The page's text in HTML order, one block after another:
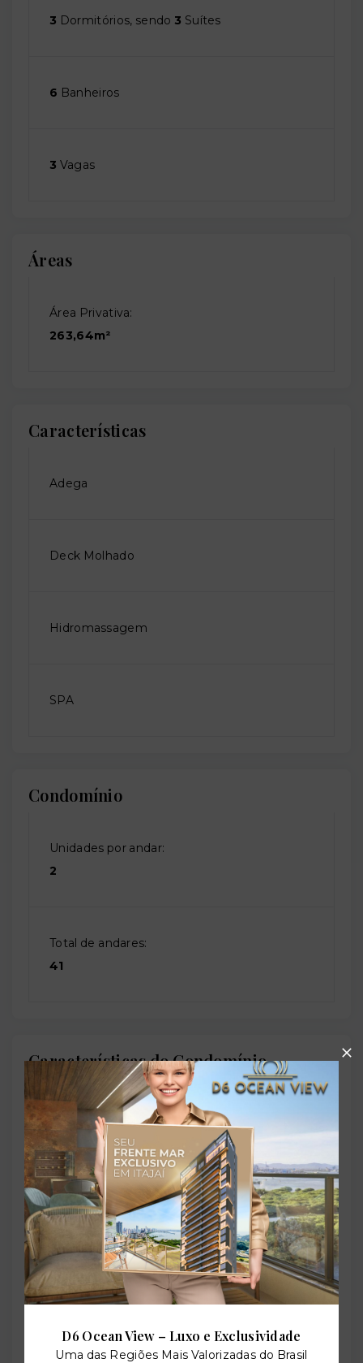
3 Dormitórios, sendo 3 Suítes
6 Banheiros
3 Vagas
Áreas
Área Privativa:
263,64m²
Características
Adega
Deck Molhado
Hidromassagem
SPA
Condomínio
Unidades por andar:
2
Total de andares:
41
Características do Condomínio
Coworking
Gerador elétrico
Permite animais
Piscina adulto
D6 Ocean View – Luxo e Exclusividade
Uma das Regiões Mais Valorizadas do Brasil